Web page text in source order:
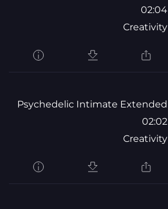
02:04
Creativity
Psychedelic Intimate Extended
02:02
Creativity